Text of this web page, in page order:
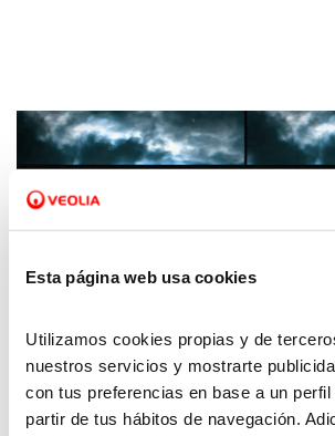
Esta página web usa cookies
Utilizamos cookies propias y de
nuestros servicios y mostrarte
con tus preferencias en base a un perfil
partir de tus hábitos de navegación.
27 ENE 2025
La Meteo con Picó - 24 de